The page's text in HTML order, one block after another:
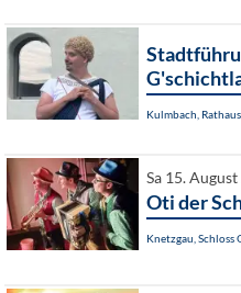
Kulmbach, Rathaus
Sa 15.
Oti der
Knetzgau, Schloss